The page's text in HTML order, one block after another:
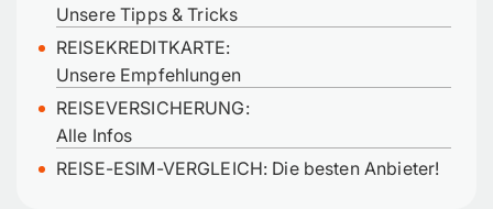
Unsere Tipps & Tricks
REISEKREDITKARTE:
Unsere Empfehlungen
REISEVERSICHERUNG:
Alle Infos
REISE-ESIM-VERGLEICH: Die besten Anbieter!